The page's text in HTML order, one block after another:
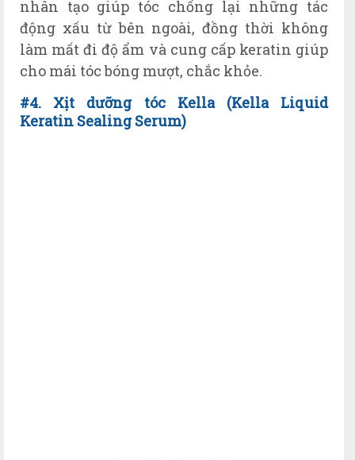
nhân tạo giúp tóc chống lại những tác
động xấu từ bên ngoài, đồng thời không
làm mất đi độ ẩm và cung cấp keratin giúp
cho mái tóc bóng mượt, chắc khỏe.
#4. Xịt dưỡng tóc Kella (Kella Liquid
Keratin Sealing Serum)